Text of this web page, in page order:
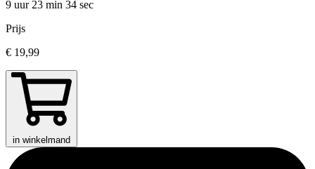
9 uur 23 min 34 sec
Prijs
€ 19,99
in winkelmand